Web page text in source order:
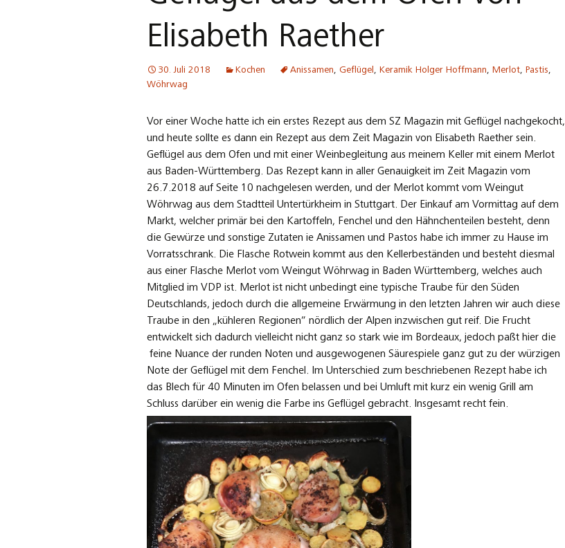
Elisabeth Raether
30. Juli 2018 Kochen Anissamen, Geflügel, Keramik Holger Hoffmann, Merlot, Pastis,
Wöhrwag
Vor einer Woche hatte ich ein erstes Rezept aus dem SZ Magazin mit Geflügel nachgekocht,
und heute sollte es dann ein Rezept aus dem Zeit Magazin von Elisabeth Raether sein.
Geflügel aus dem Ofen und mit einer Weinbegleitung aus meinem Keller mit einem Merlot
aus Baden-Württemberg. Das Rezept kann in aller Genauigkeit im Zeit Magazin vom
26.7.2018 auf Seite 10 nachgelesen werden, und der Merlot kommt vom Weingut
Wöhrwag aus dem Stadtteil Untertürkheim in Stuttgart. Der Einkauf am Vormittag auf dem
Markt, welcher primär bei den Kartoffeln, Fenchel und den Hähnchenteilen besteht, denn
die Gewürze und sonstige Zutaten ie Anissamen und Pastos habe ich immer zu Hause im
Vorratsschrank. Die Flasche Rotwein kommt aus den Kellerbeständen und besteht diesmal
aus einer Flasche Merlot vom Weingut Wöhrwag in Baden Württemberg, welches auch
Mitglied im VDP ist. Merlot ist nicht unbedingt eine typische Traube für den Süden
Deutschlands, jedoch durch die allgemeine Erwärmung in den letzten Jahren wir auch diese
Traube in den „kühleren Regionen“ nördlich der Alpen inzwischen gut reif. Die Frucht
entwickelt sich dadurch vielleicht nicht ganz so stark wie im Bordeaux, jedoch paßt hier die
feine Nuance der runden Noten und ausgewogenen Säurespiele ganz gut zu der würzigen
Note der Geflügel mit dem Fenchel. Im Unterschied zum beschriebenen Rezept habe ich
das Blech für 40 Minuten im Ofen belassen und bei Umluft mit kurz ein wenig Grill am
Schluss darüber ein wenig die Farbe ins Geflügel gebracht. Insgesamt recht fein.